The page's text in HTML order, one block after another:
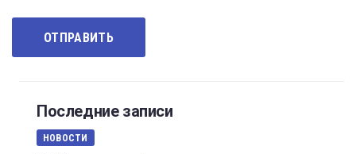
Последние записи
НОВОСТИ